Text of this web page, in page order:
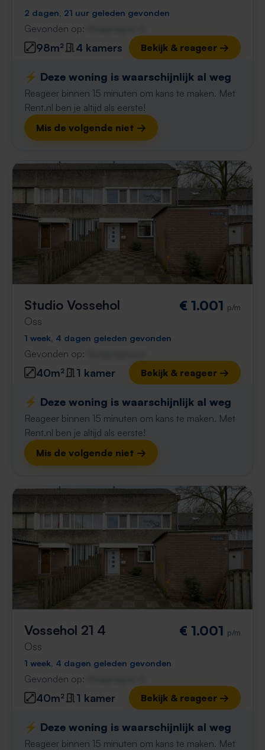
2 dagen, 21 uur geleden gevonden
Gevonden op:
98m² 4 kamers Bekijk & reageer →
⚡️ Deze woning is waarschijnlijk al weg
Reageer binnen 15 minuten om kans te maken. Met
Rent.nl ben je altijd als eerste!
Mis de volgende niet →
Studio Vossehol
Oss
€ 1.001 p/m
1 week, 4 dagen geleden gevonden
Gevonden op:
40m² 1 kamer Bekijk & reageer →
⚡️ Deze woning is waarschijnlijk al weg
Reageer binnen 15 minuten om kans te maken. Met
Rent.nl ben je altijd als eerste!
Mis de volgende niet →
Vossehol 21 4
Oss
€ 1.001 p/m
1 week, 4 dagen geleden gevonden
Gevonden op:
40m² 1 kamer Bekijk & reageer →
⚡️ Deze woning is waarschijnlijk al weg
Reageer binnen 15 minuten om kans te maken. Met